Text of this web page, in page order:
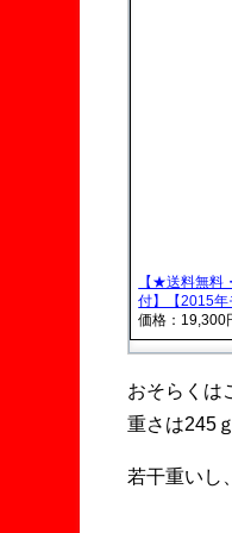
【★送料無料
付】【2015年
価格：19,300
おそらくは
重さは245
若干重いし